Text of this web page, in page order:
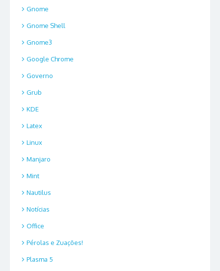
Gnome
Gnome Shell
Gnome3
Google Chrome
Governo
Grub
KDE
Latex
Linux
Manjaro
Mint
Nautilus
Notícias
Office
Pérolas e Zuações!
Plasma 5